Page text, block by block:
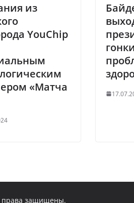
из
YouChip
«Матча
права защищены.